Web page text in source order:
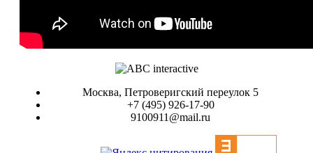
Москва, Петроверигский переулок 5
+7 (495) 926-17-90
9100911@mail.ru